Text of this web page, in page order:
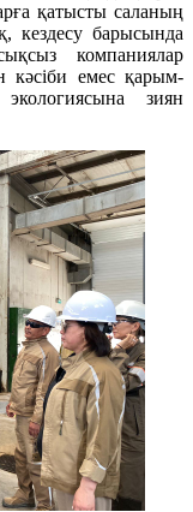
қатысты саланың
кездесу барысында
компаниялар
кәсіби емес қарым-
зиян